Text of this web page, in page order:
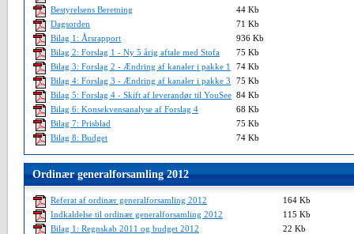
Bestyrelsens Beretning
44 Kb
Dagsorden
71 Kb
Bilag 1: Årsrapport
936 Kb
Bilag 2: Forslag 1 - Ny 5 årig aftale med Stofa
75 Kb
Bilag 3: Forslag 2 - Ændring af kanaler i pakke 1
74 Kb
Bilag 4: Forslag 3 - Ændring af kanaler i pakke 3
75 Kb
Bilag 5: Forslag 4 - Skift af leverandør til YouSee 84 Kb
Bilag 6: Konsekvensanalyse af Forslag 4
68 Kb
Bilag 7: Prisblad
75 Kb
Bilag 8: Budget
74 Kb
Ordinær generalforsamling 2012
Referat af ordinær generalforsamling 2012
164 Kb
Indkaldelse til ordinær generalforsamling 2012
115 Kb
Bilag 1: Regnskab 2011 og budget 2012
22 Kb